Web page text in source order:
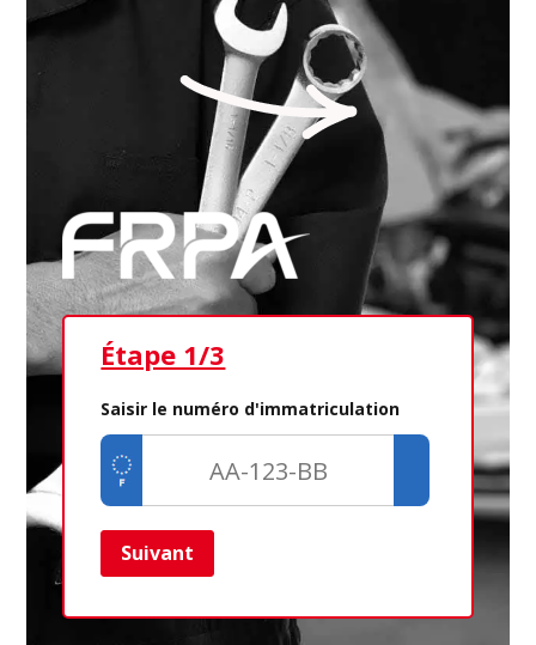
Étape 1/3
Saisir le numéro d'immatriculation
Suivant